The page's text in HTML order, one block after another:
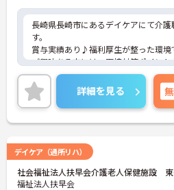
長崎県長崎市にあるデイケアにて介護
す。
賞与実績あり♪福利厚生が整った環境
ご興味ある方には、面接対策ポイント
詳細をお話しいたしますのでお気軽
い。
詳細を見る
デイケア（通所リハ）
社会福祉法人扶早会介護老人保健施設
福祉法人扶早会